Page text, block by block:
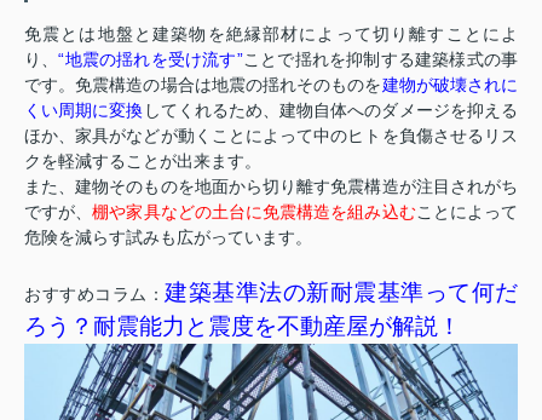
免震とは地盤と建築物を絶縁部材によって切り離すことによ
り、“地震の揺れを受け流す”ことで揺れを抑制する建築様式の事
です。免震構造の場合は地震の揺れそのものを建物が破壊されに
くい周期に変換 してくれるため、建物自体へのダメージを抑える
ほか、家具がなどが動くことによって中のヒトを負傷させるリス
クを軽減することが出来ます。
また、建物そのものを地面から切り離す免震構造が注目されがち
ですが、棚や家具などの土台に免震構造を組み込むことによって
危険を減らす試みも広がっています。
おすすめコラム： 建築基準法の新耐震基準って何だ
ろう？耐震能力と震度を不動産屋が解説！